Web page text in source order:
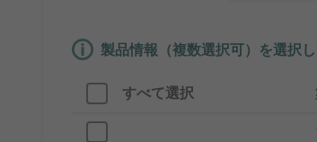
製品情報（複数選択可）を選択
すべて選択